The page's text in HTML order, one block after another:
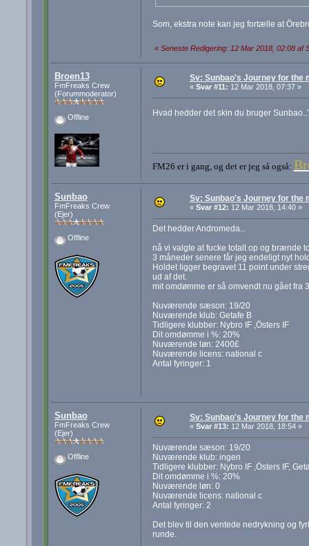
Som, ekstra note kan jeg fortælle at
« Seneste Redigering: 12 Mar 2018, 02:08 af
Broen13
FmFreaks Crew
(Forummoderator)
Offline
Sv: Sunbao's Journey for the
« Svar #11: 12 Mar 2018, 07:37 »
Hvad hedder det skin du bruger
FM26 er i gang, og det er jeg så også:
Sunbao
FmFreaks Crew
(Ejer)
Offline
Sv: Sunbao's Journey for the
« Svar #12: 12 Mar 2018, 14:40 »
Det hedder Andromeda...
nå vi valgte at fucke totalt op og brænde
3 måneder senere får jeg endeligt nyt
Holdet ligger begravet 11 point under
ud af det.
mit omdømme er så omvendt nu gået fra
Nuværende sæson: 19/20
Nuværende klub: Getafe B
Tidligere klubber: Nybro IF ,Östers IF
Dit omdømme i %: 20%
Nuværende løn: 2400£
Nuværende licens: national c
Antal fyringer: 1
Sunbao
FmFreaks Crew
(Ejer)
Offline
Sv: Sunbao's Journey for the
« Svar #13: 12 Mar 2018, 18:54 »
Nuværende sæson: 19/20
Nuværende klub: ingen
Tidligere klubber: Nybro IF ,Östers IF,
Dit omdømme i %: 20%
Nuværende løn: 0
Nuværende licens: national c
Antal fyringer: 2
Det blev til den ventede nedrykning og
runde.